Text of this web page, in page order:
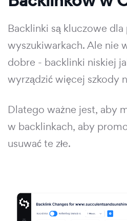
Backlinki są kluczowe
wyszukiwarkach. Ale nie
dobre - backlinki niskiej
wyrządzić więcej szkody
Dlatego ważne jest, aby
w backlinkach, aby
usuwać te złe.